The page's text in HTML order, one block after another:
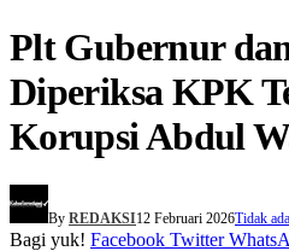
Plt Gubernur
Diperiksa KPK
Korupsi Abdul
By REDAKSI12 Februari 2026Tidak
Bagi yuk! Facebook Twitter